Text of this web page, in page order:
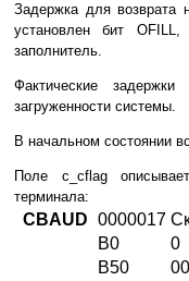
Задержка для возврата
установлен бит
заполнитель.
Фактические
загруженности системы.
В начальном состоянии
Поле c_cflag
терминала:
CBAUD 0000017
B0
0
B50